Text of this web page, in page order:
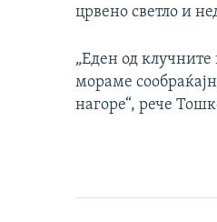
црвено светло и
„Еден од
мораме
нагоре“, рече